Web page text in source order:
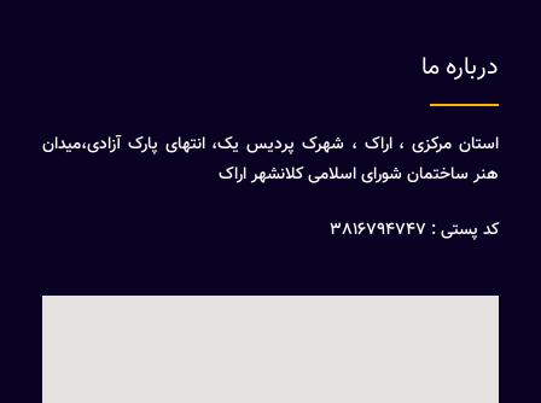
درباره ما
استان مرکزی ، اراک ، شهرک پردیس یک، انتهای پارک آزادی،میدان
هنر ساختمان شورای اسلامی کلانشهر اراک
کد پستی : 3816794747